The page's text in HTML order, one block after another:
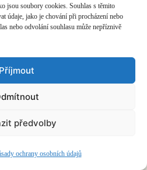
jsou soubory cookies. Souhlas s těmito
údaje, jako je chování při procházení nebo
nebo odvolání souhlasu může nepříznivě
Příjmout
předvolby
ochrany osobních údajů
Hudební informační středisko
a admin